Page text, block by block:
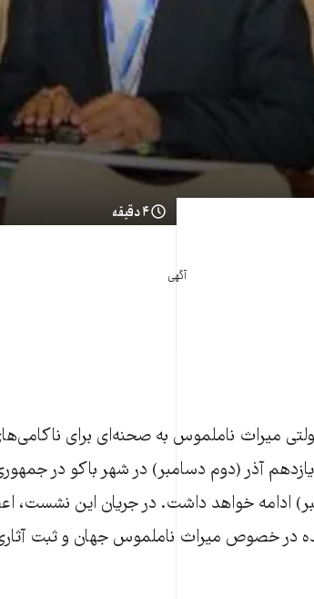
۴ دقیقه
آگهی
میراث ناملموس به صحنه‌ای برای
آذر (دوم دسامبر) در شهر باکو در
ادامه خواهد داشت. در جریان این نشست،
در خصوص میراث ناملموس جهان و ثبت